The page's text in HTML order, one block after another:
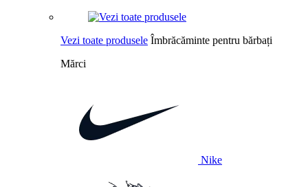
Vezi toate produsele Îmbrăcăminte pentru bărbați
Mărci
Nike